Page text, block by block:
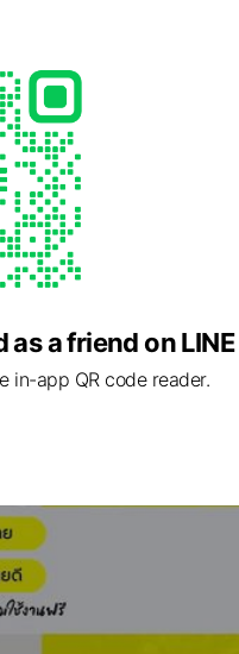
as a friend on LINE
in-app QR code reader.